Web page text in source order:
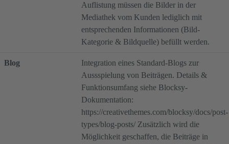
Auflistung müssen die Bilder in der
Mediathek vom Kunden lediglich mit
entsprechenden Informationen (Bild-
Kategorie & Bildquelle) befüllt werden.
Blog
Integration eines Standard-Blogs zur
Aussspielung von Beiträgen. Details &
Funktionsumfang siehe Blocksy-
Dokumentation:
https://creativethemes.com/blocksy/docs/post-
types/blog-posts/ Zusätzlich wird die
Möglichkeit geschaffen, die Beiträge in